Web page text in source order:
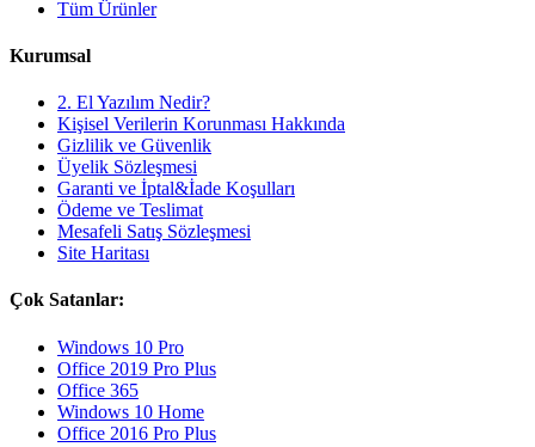
Tüm Ürünler
Kurumsal
2. El Yazılım Nedir?
Kişisel Verilerin Korunması Hakkında
Gizlilik ve Güvenlik
Üyelik Sözleşmesi
Garanti ve İptal&İade Koşulları
Ödeme ve Teslimat
Mesafeli Satış Sözleşmesi
Site Haritası
Çok Satanlar:
Windows 10 Pro
Office 2019 Pro Plus
Office 365
Windows 10 Home
Office 2016 Pro Plus